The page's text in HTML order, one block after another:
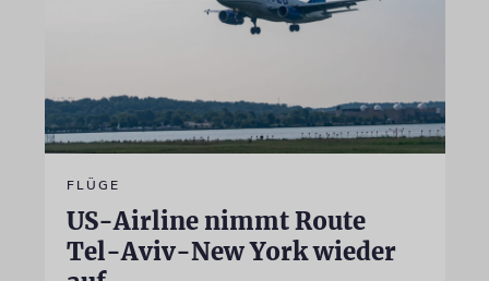
FLÜGE
US-Airline nimmt Route
Tel-Aviv-New York wieder